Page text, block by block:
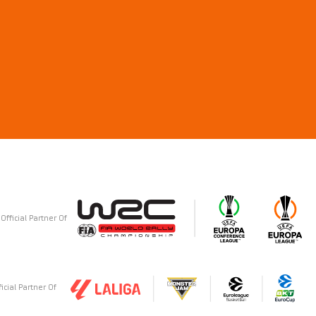
Official Partner Of
Partner Of